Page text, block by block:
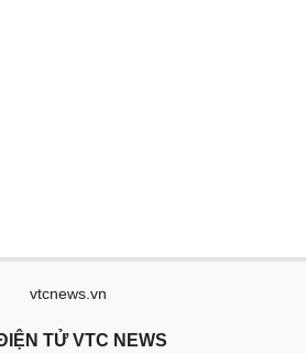
TỬ VTC NEWS